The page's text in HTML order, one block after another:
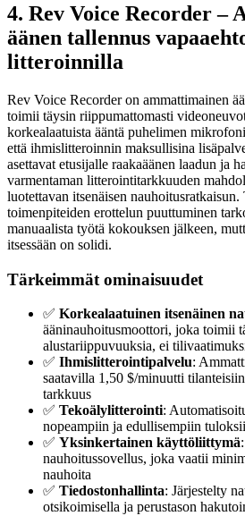
4. Rev Voice Recorder –
äänen tallennus
litteroinnilla
Rev Voice Recorder on ammattimainen
toimii täysin riippumattomasti
korkealaatuista ääntä puhelimen
että ihmislitteroinnin maksullisina
asettavat etusijalle raakaäänen laadun ja
varmentaman litterointitarkkuuden
luotettavan itsenäisen
toimenpiteiden erottelun puuttuminen
manuaalista työtä kokouksen jälkeen,
itsessään on solidi.
Tärkeimmät ominaisuudet
✅ Korkealaatuinen itsenäinen
ääninauhoitusmoottori, joka toimii
alustariippuvuuksia, ei
✅ Ihmislitterointipalvelu:
saatavilla 1,50 $/minuutti
tarkkuus
✅ Tekoälylitterointi:
nopeampiin ja edullisempiin
✅ Yksinkertainen käyttöliittymä
nauhoitussovellus, joka vaatii
nauhoita
✅ Tiedostonhallinta: Järjestelty
otsikoimisella ja perustason